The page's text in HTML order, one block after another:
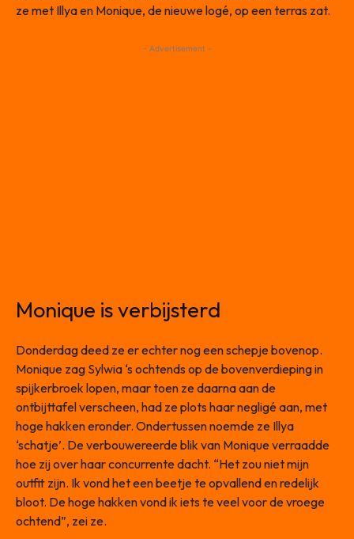
ze met Illya en Monique, de nieuwe logé, op een terras zat.
- Advertisement -
Monique is verbijsterd
Donderdag deed ze er echter nog een schepje bovenop.
Monique zag Sylwia ‘s ochtends op de bovenverdieping in
spijkerbroek lopen, maar toen ze daarna aan de
ontbijttafel verscheen, had ze plots haar negligé aan, met
hoge hakken eronder. Ondertussen noemde ze Illya
‘schatje’. De verbouwereerde blik van Monique verraadde
hoe zij over haar concurrente dacht. “Het zou niet mijn
outfit zijn. Ik vond het een beetje te opvallend en redelijk
bloot. De hoge hakken vond ik iets te veel voor de vroege
ochtend”, zei ze.